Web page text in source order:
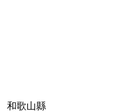
和歌山縣